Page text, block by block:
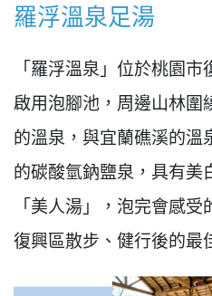
羅浮溫泉足湯
「羅浮溫泉」位於桃園
啟用泡腳池，周邊山林圍
的溫泉，與宜蘭礁溪的
的碳酸氫鈉鹽泉，具有
「美人湯」，泡完會感
復興區散步、健行後的最